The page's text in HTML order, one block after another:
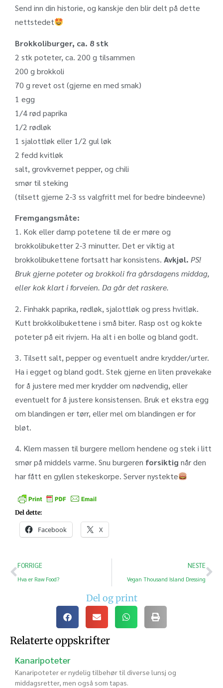
Send inn din historie, og kanskje den blir delt på dette
nettstedet
Brokkoliburger, ca. 8 stk
2 stk poteter, ca. 200 g tilsammen
200 g brokkoli
70 g revet ost (gjerne en med smak)
1 egg
1/4 rød paprika
1/2 rødløk
1 sjalottløk eller 1/2 gul løk
2 fedd kvitløk
salt, grovkvernet pepper, og chili
smør til steking
(tilsett gjerne 2-3 ss valgfritt mel for bedre bindeevne)
Fremgangsmåte:
1. Kok eller damp potetene til de er møre og
brokkolibuketter 2-3 minutter. Det er viktig at
brokkolibukettene fortsatt har konsistens. Avkjøl. PS!
Bruk gjerne poteter og brokkoli fra gårsdagens middag,
eller kok klart i forveien. Da går det raskere.
2. Finhakk paprika, rødløk, sjalottløk og press hvitløk.
Kutt brokkolibukettene i små biter. Rasp ost og kokte
poteter på eit rivjern. Ha alt i en bolle og bland godt.
3. Tilsett salt, pepper og eventuelt andre krydder/urter.
Ha i egget og bland godt. Stek gjerne en liten prøvekake
for å justere med mer krydder om nødvendig, eller
eventuelt for å justere konsistensen. Bruk et ekstra egg
om blandingen er tørr, eller mel om blandingen er for
bløt.
4. Klem massen til burgere mellom hendene og stek i litt
smør på middels varme. Snu burgeren forsiktig når den
har fått en gyllen stekeskorpe. Server nystekte
Del dette:
Facebook X
FORRIGE
Hva er Raw Food?
NESTE
Vegan Thousand Island Dressing
Del og print
Relaterte oppskrifter
Kanaripoteter
Kanaripoteter er nydelig tilbehør til diverse lunsj og
middagsretter, men også som tapas.